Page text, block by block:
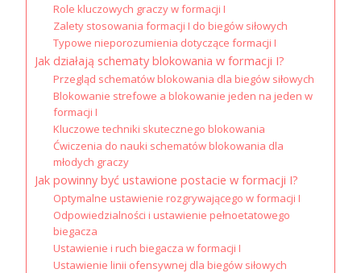
Role kluczowych graczy w formacji I
Zalety stosowania formacji I do biegów siłowych
Typowe nieporozumienia dotyczące formacji I
Jak działają schematy blokowania w formacji I?
Przegląd schematów blokowania dla biegów siłowych
Blokowanie strefowe a blokowanie jeden na jeden w
formacji I
Kluczowe techniki skutecznego blokowania
Ćwiczenia do nauki schematów blokowania dla
młodych graczy
Jak powinny być ustawione postacie w formacji I?
Optymalne ustawienie rozgrywającego w formacji I
Odpowiedzialności i ustawienie pełnoetatowego
biegacza
Ustawienie i ruch biegacza w formacji I
Ustawienie linii ofensywnej dla biegów siłowych